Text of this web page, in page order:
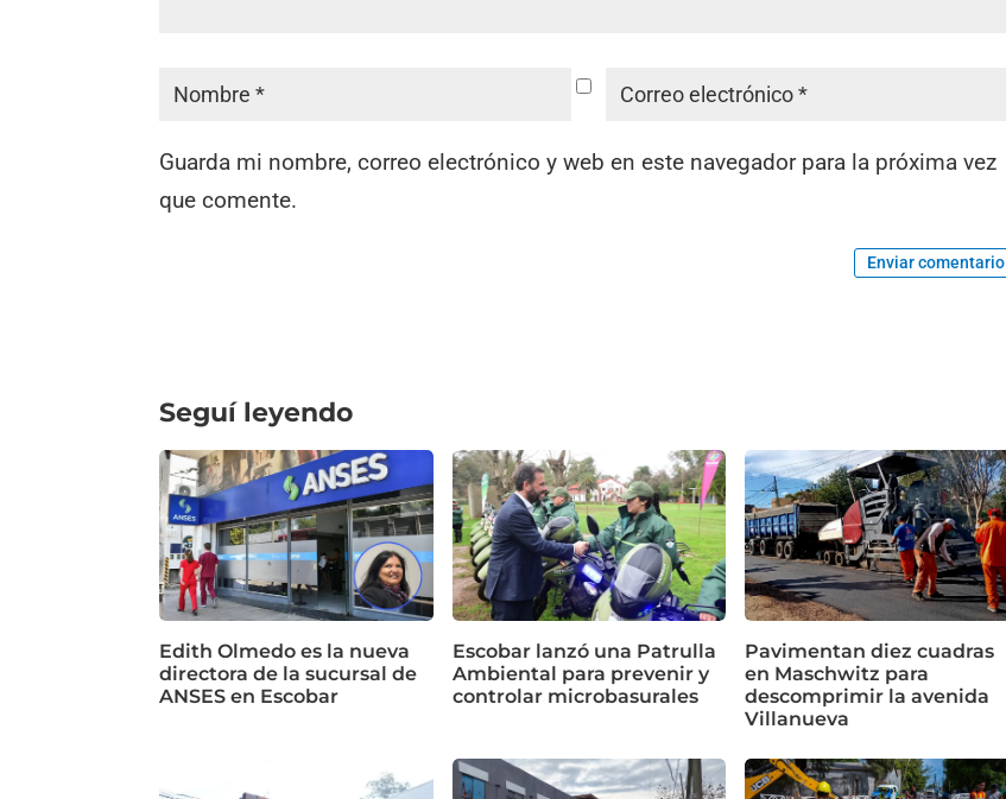
Guarda mi nombre, correo electrónico y web en este navegador para la próxima vez
que comente.
Enviar comentario
Seguí leyendo
Edith Olmedo es la nueva
directora de la sucursal de
ANSES en Escobar
Escobar lanzó una Patrulla
Ambiental para prevenir y
controlar microbasurales
Pavimentan diez cuadras
en Maschwitz para
descomprimir la avenida
Villanueva